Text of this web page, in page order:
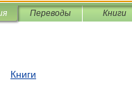
Переводы Книги
Книги